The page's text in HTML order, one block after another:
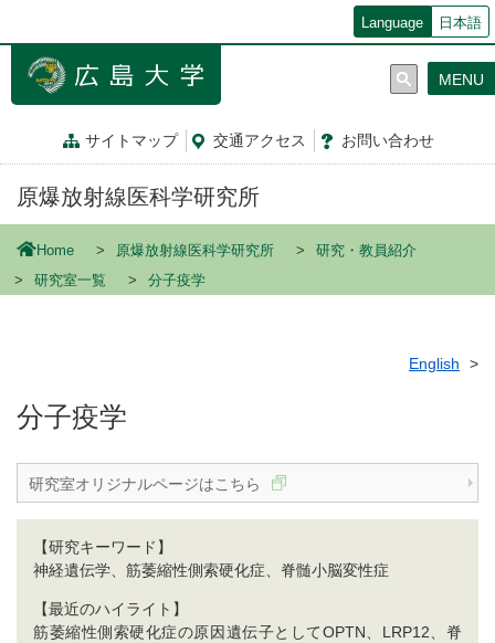
ン
Language 日本語
サイトマップ 交通アクセス お問い合わせ
MENU
原爆放射線医科学研究所
Home 原爆放射線医科学研究所
研究・教員紹介
研究室一覧
分子疫学
English
分子疫学
研究室オリジナルページはこちら
【研究キーワード】
神経遺伝学、筋萎縮性側索硬化症、脊髄小脳変性症
【最近のハイライト】
筋萎縮性側索硬化症の原因遺伝子としてOPTN、LRP12、脊